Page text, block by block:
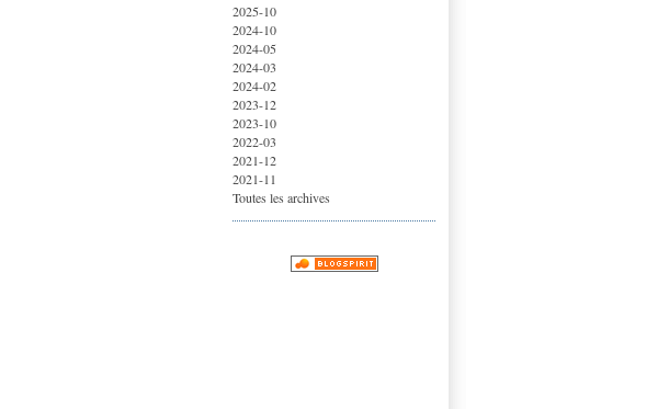
2025-10
2024-10
2024-05
2024-03
2024-02
2023-12
2023-10
2022-03
2021-12
2021-11
Toutes les archives